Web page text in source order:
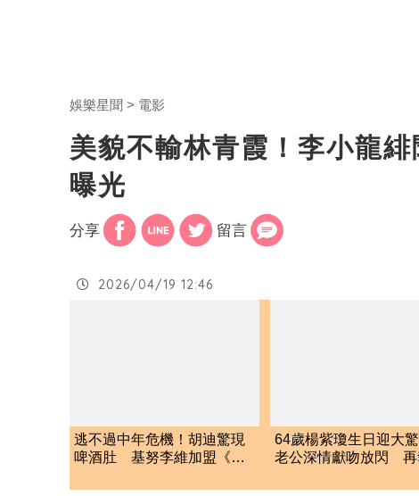
娛樂星聞 電影
美貌不輸林青霞！李小龍
曝光
分享 留言
2026/04/19 12:46
逃不過中年危機！胡迪驚現
啤酒肚 基努李維加盟《玩
64歲楊紫瓊生日迎大驚
老公深情獻吻放閃 再